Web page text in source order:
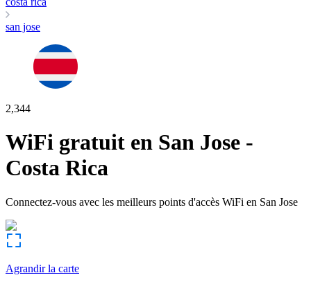
san jose
2,344
WiFi gratuit en San Jose -
Costa Rica
Connectez-vous avec les meilleurs points d'accès WiFi en San Jose
Agrandir la carte